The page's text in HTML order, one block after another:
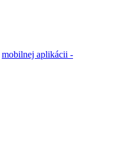
mobilnej aplikácii -